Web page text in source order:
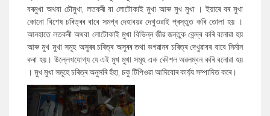
বৰমুখা অথবা চৌমুখা, লতকৰী বা লোটোকাই মুখা আৰু মুখ মুখা । ইয়াৰে বৰ মুখা
কোনো বিশেষ চৰিত্ৰৰ বাবে সমগ্ৰ দেহাবয়ৱ দেখুওৱাই প্ৰস্তুত কৰি তোলা হয় ।
আনহাতে লতকৰী অথবা লোটোকাই মুখা বিভিন্ন জীৱ জন্তুক কেন্দ্ৰ কৰি বনোৱা হয়
আৰু মুখ মুখা সমূহ অসুৰৰ চৰিত্ৰ অসুৰৰ তথা ভগৱানৰ চৰিত্ৰ দেখুৱাবৰ বাবে নিৰ্মান
কৰা হয়। উল্লেখযোগ্য যে এই মুখ মুখা সমূহ এক কৌশল অৱলম্বন কৰি বনোৱা হয়
। মুখমুখা সমূহে চৰিত্ৰ অনুসৰি হঁহা চকু টিপিওৱা আদিবোৰ কাৰ্য্য সম্পাদিত কৰে।